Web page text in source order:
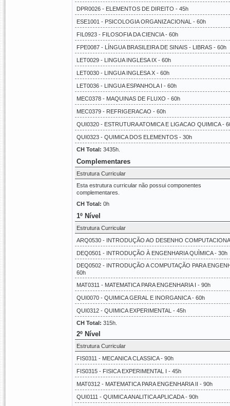
DPR0026 - ELEMENTOS DE DIREITO - 45h
ESE1001 - PSICOLOGIA ORGANIZACIONAL - 60h
FIL0923 - FILOSOFIA DA CIENCIA - 60h
FPE0087 - LÍNGUA BRASILEIRA DE SINAIS - LIBRAS - 60h
LET0029 - LINGUA INGLESA IX - 60h
LET0030 - LINGUA INGLESA X - 60h
LET0036 - LINGUA ESPANHOLA I - 60h
MEC0378 - MAQUINAS DE FLUXO - 60h
MEC0379 - REFRIGERACAO - 60h
QUI0320 - ESTRUTURA ATOMICA E LIGACAO QUIMICA -
QUI0323 - QUIMICA DOS ELEMENTOS - 30h
CH Total: 3435h.
Complementares
Estrutura Curricular
Esta estrutura curricular não possui componentes
complementares.
CH Total: 0h
1º Nível
Estrutura Curricular
ARQ0530 - INTRODUÇÃO AO DESENHO
DEQ0501 - INTRODUÇÃO À ENGENHARIA QUÌMICA - 30h
DEQ0502 - INTRODUÇÃO A COMPUTAÇÃO PARA
60h
MAT0311 - MATEMATICA PARA ENGENHARIA I - 90h
QUI0070 - QUIMICA GERAL E INORGANICA - 60h
QUI0312 - QUIMICA EXPERIMENTAL - 45h
CH Total: 315h.
2º Nível
Estrutura Curricular
FIS0311 - MECANICA CLASSICA - 90h
FIS0315 - FISICA EXPERIMENTAL I - 45h
MAT0312 - MATEMATICA PARA ENGENHARIA II - 90h
QUI0111 - QUIMICA ANALITICA APLICADA - 90h